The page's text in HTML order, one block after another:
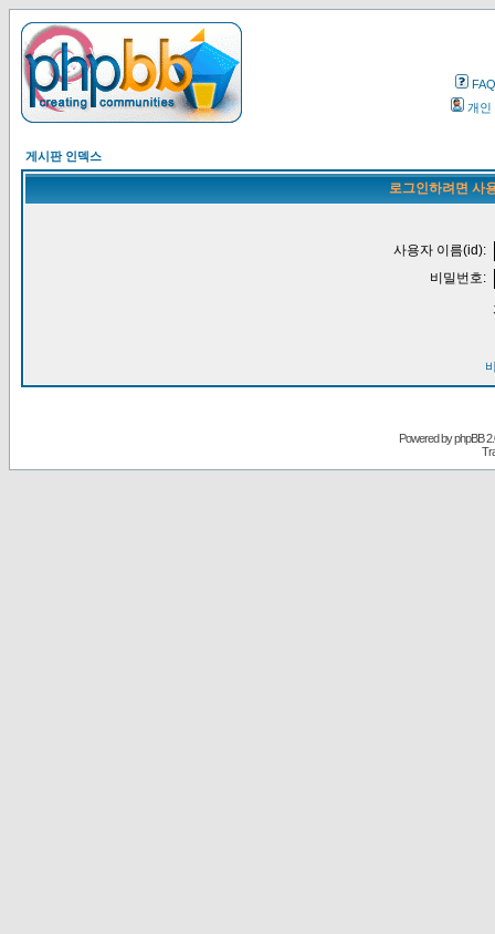
FAQ
개인
게시판 인덱스
로그인하려면 사
사용자 이름(id):
비밀번호:
Powered byphpBB